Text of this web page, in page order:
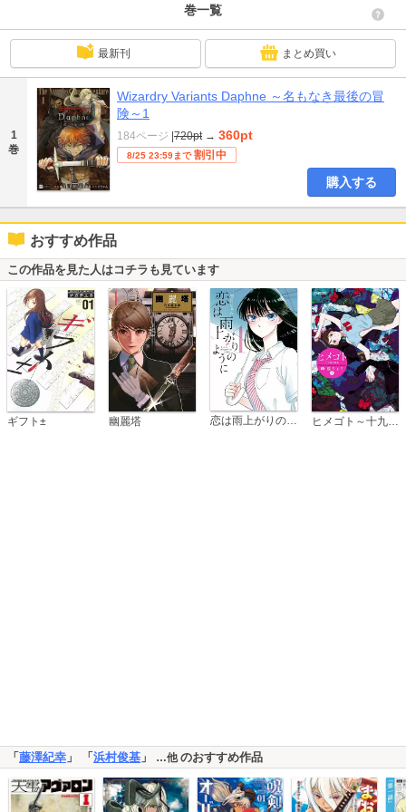
巻一覧
最新刊 まとめ買い
1
巻
Wizardry Variants Daphne ～名もなき最後の冒
険～1
184ページ |720pt → 360pt
8/25 23:59まで 割引中
購入する
おすすめ作品
この作品を見た人はコチラも見ています
ギフト± 幽麗塔 恋は雨上がりのように
「藤澤紀幸 」 「浜村俊基 」 …他のおすすめ作品